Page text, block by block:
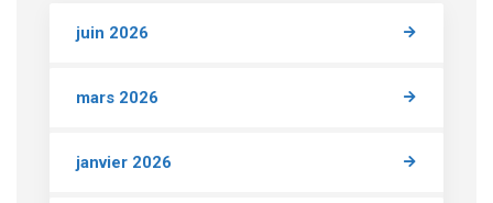
juin 2026
mars 2026
janvier 2026